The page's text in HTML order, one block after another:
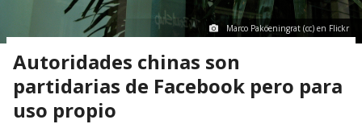
Marco Paköeningrat (cc) en Flickr
Autoridades chinas son
partidarias de Facebook pero para
uso propio